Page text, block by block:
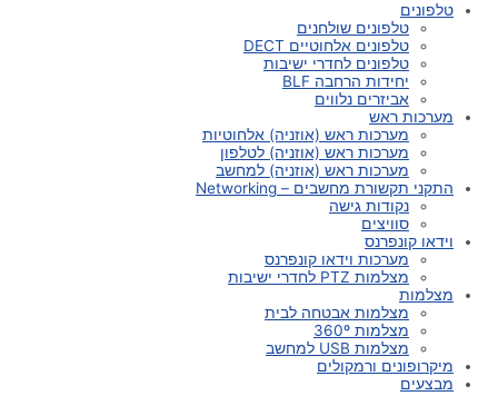
טלפונים
טלפונים שולחנים
טלפונים אלחוטיים DECT
טלפונים לחדרי ישיבות
יחידות הרחבה BLF
אביזרים נלווים
מערכות ראש
מערכות ראש (אוזניה) אלחוטיות
מערכות ראש (אוזניה) לטלפון
מערכות ראש (אוזניה) למחשב
התקני תקשורת מחשבים – Networking
נקודות גישה
סוויצים
וידאו קונפרנס
מערכות וידאו קונפרנס
מצלמות PTZ לחדרי ישיבות
מצלמות
מצלמות אבטחה לבית
מצלמות 360º
מצלמות USB למחשב
מיקרופונים ורמקולים
מבצעים